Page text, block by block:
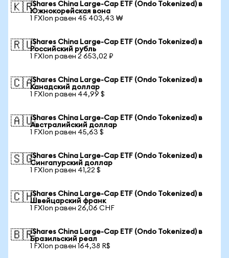
🇰🇷iShares China Large-Cap ETF (Ondo Tokenized) в
Южнокорейская вона
1 FXIon равен 45 403,43 ₩
🇷🇺iShares China Large-Cap ETF (Ondo Tokenized) в
Российский рубль
1 FXIon равен 2 653,02 ₽
🇨🇦iShares China Large-Cap ETF (Ondo Tokenized) в
Канадский доллар
1 FXIon равен 44,99 $
🇦🇺iShares China Large-Cap ETF (Ondo Tokenized) в
Австралийский доллар
1 FXIon равен 45,63 $
🇸🇬iShares China Large-Cap ETF (Ondo Tokenized) в
Сингапурский доллар
1 FXIon равен 41,22 $
🇨🇭iShares China Large-Cap ETF (Ondo Tokenized) в
Швейцарский франк
1 FXIon равен 26,06 CHF
🇧🇷iShares China Large-Cap ETF (Ondo Tokenized) в
Бразильский реал
1 FXIon равен 164,38 R$